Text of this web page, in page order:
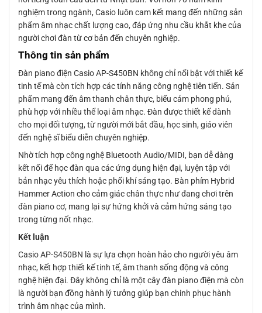
nghiệm trong ngành, Casio luôn cam kết mang đến những sản
phẩm âm nhạc chất lượng cao, đáp ứng nhu cầu khắt khe của
người chơi đàn từ cơ bản đến chuyên nghiệp.
Thông tin sản phẩm
Đàn piano điện Casio AP-S450BN không chỉ nổi bật với thiết kế
tinh tế mà còn tích hợp các tính năng công nghệ tiên tiến. Sản
phẩm mang đến âm thanh chân thực, biểu cảm phong phú,
phù hợp với nhiều thể loại âm nhạc. Đàn được thiết kế dành
cho mọi đối tượng, từ người mới bắt đầu, học sinh, giáo viên
đến nghệ sĩ biểu diễn chuyên nghiệp.
Nhờ tích hợp công nghệ Bluetooth Audio/MIDI, bạn dễ dàng
kết nối để học đàn qua các ứng dụng hiện đại, luyện tập với
bản nhạc yêu thích hoặc phối khí sáng tạo. Bàn phím Hybrid
Hammer Action cho cảm giác chân thực như đang chơi trên
đàn piano cơ, mang lại sự hứng khởi và cảm hứng sáng tạo
trong từng nốt nhạc.
Kết luận
Casio AP-S450BN là sự lựa chọn hoàn hảo cho người yêu âm
nhạc, kết hợp thiết kế tinh tế, âm thanh sống động và công
nghệ hiện đại. Đây không chỉ là một cây đàn piano điện mà còn
là người bạn đồng hành lý tưởng giúp bạn chinh phục hành
trình âm nhạc của mình.